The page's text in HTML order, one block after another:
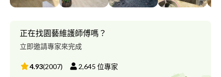
正在找園藝維護師傅嗎？
立即邀請專家來完成
4.93(2007) 2,645 位專家